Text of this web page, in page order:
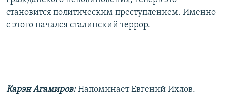
становится политическим преступлением. Именно
с этого начался сталинский террор.
Карэн Агамиров:Напоминает Евгений Ихлов.